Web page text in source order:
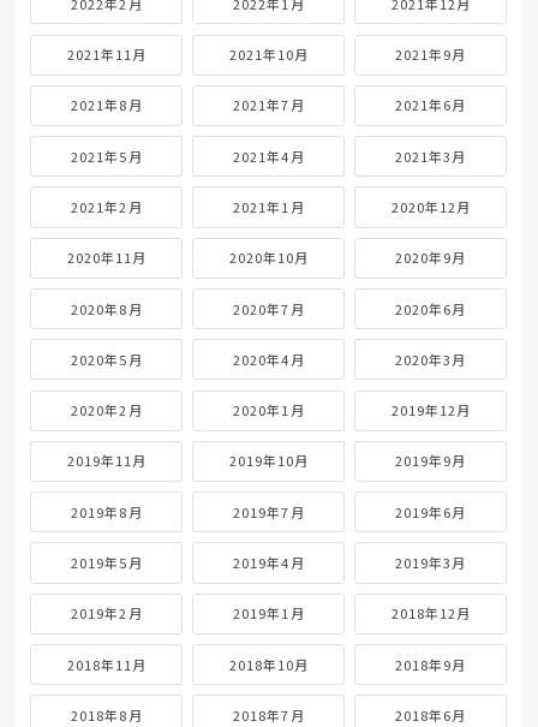
2021年11月 2021年10月 2021年9月
2021年8月 2021年7月 2021年6月
2021年5月 2021年4月 2021年3月
2021年2月 2021年1月 2020年12月
2020年11月 2020年10月 2020年9月
2020年8月 2020年7月 2020年6月
2020年5月 2020年4月 2020年3月
2020年2月 2020年1月 2019年12月
2019年11月 2019年10月 2019年9月
2019年8月 2019年7月 2019年6月
2019年5月 2019年4月 2019年3月
2019年2月 2019年1月 2018年12月
2018年11月 2018年10月 2018年9月
2018年8月 2018年7月 2018年6月